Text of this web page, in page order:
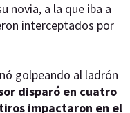
novia, a la que iba a
interceptados por
golpeando al ladrón
disparó en cuatro
impactaron en el